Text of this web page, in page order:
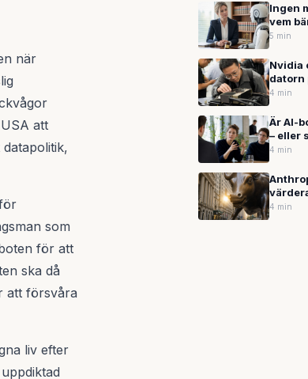
när
att
som
för att
ska då
att försvåra
liv efter
Ingen
vem
5 min
Nvidia
datorn
når ditt
4 min
Är AI-
– eller
4 min
kronor
4 min